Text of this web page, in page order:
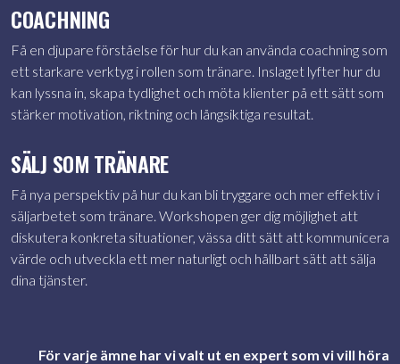
COACHNING
Få en djupare förståelse för hur du kan använda coachning som
ett starkare verktyg i rollen som tränare. Inslaget lyfter hur du
kan lyssna in, skapa tydlighet och möta klienter på ett sätt som
stärker motivation, riktning och långsiktiga resultat.
SÄLJ SOM TRÄNARE
Få nya perspektiv på hur du kan bli tryggare och mer effektiv i
säljarbetet som tränare. Workshopen ger dig möjlighet att
diskutera konkreta situationer, vässa ditt sätt att kommunicera
värde och utveckla ett mer naturligt och hållbart sätt att sälja
dina tjänster.
För varje ämne har vi valt ut en expert som vi vill höra